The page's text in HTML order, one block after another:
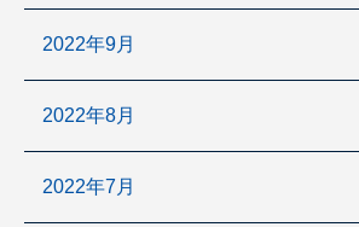
2022年9月
2022年8月
2022年7月